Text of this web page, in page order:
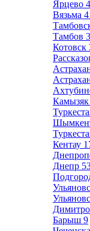
Ярцево
Вязьма
Тамбов
Котовск
Камызяк
Кентау
Днепр
Барыш 9